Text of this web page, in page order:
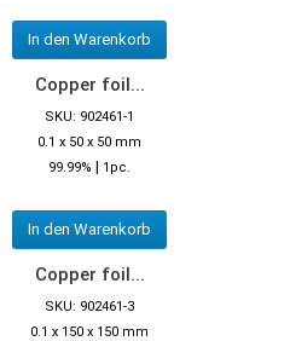
In den Warenkorb
Copper foil...
SKU: 902461-1
0.1 x 50 x 50 mm
99.99% | 1pc.
In den Warenkorb
Copper foil...
SKU: 902461-3
0.1 x 150 x 150 mm